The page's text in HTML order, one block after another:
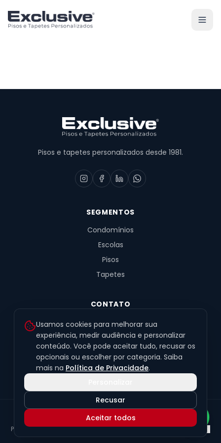
Pisos e tapetes personalizados desde 1981.
SEGMENTOS
Condomínios
Escolas
Pisos
Tapetes
CONTATO
R. Fernandes de Barros, 491, Sala 4
Alto da XV · Curitiba/PR · 80040-060
(41) 99201-6050
contato@exclusivetapetes.com.br
© 2026 Exclusive Pisos e Tapetes Personalizados
45.563.259/0001-89
Política de PrivacidadeTermos de UsoLGPDPreferências de cookies
Usamos cookies para melhorar sua
experiência, medir audiência e personalizar
conteúdo. Você pode aceitar tudo, recusar os
opcionais ou escolher por categoria. Saiba
mais na Política de Privacidade.
Recusar
Aceitar todos